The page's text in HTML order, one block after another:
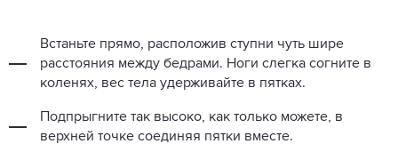
Встаньте прямо, расположив ступни чуть шире
расстояния между бедрами. Ноги слегка согните в
коленях, вес тела удерживайте в пятках.
Подпрыгните так высоко, как только можете, в
верхней точке соединяя пятки вместе.